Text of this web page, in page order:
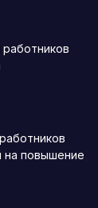
на повышение